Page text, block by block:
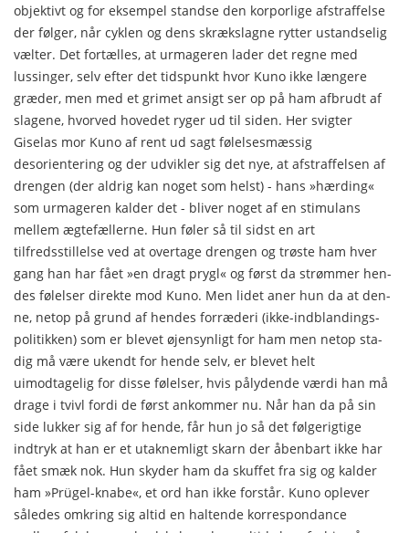
objektivt og for ek­sempel standse den korporlige afstraffelse
der følger, når cyk­len og dens skrækslagne rytter ustandselig
vælter. Det for­tælles, at urmageren lader det regne med
lussinger, selv efter det tidspunkt hvor Kuno ikke længere
græder, men med et grimet ansigt ser op på ham afbrudt af
slagene, hvorved hove­det ryger ud til siden. Her svigter
Giselas mor Kuno af rent ud sagt følelsesmæssig
desorientering og der udvikler sig det nye, at afstraffelsen af
drengen (der aldrig kan noget som helst) - hans »hærding«
som urmageren kalder det - bliver noget af en stimulans
mellem ægtefællerne. Hun føler så til sidst en art
tilfredsstillelse ved at overtage drengen og trøste ham hver
gang han har fået »en dragt prygl« og først da strømmer hen­
des følelser direkte mod Kuno. Men lidet aner hun da at den­
ne, netop på grund af hendes forræderi (ikke-indblandings-
politikken) som er blevet øjensynligt for ham men netop sta­
dig må være ukendt for hende selv, er blevet helt
uimodtagelig for disse følelser, hvis pålydende værdi han må
drage i tvivl fordi de først ankommer nu. Når han da på sin
side lukker sig af for hende, får hun jo så det følgerigtige
indtryk at han er et utaknemligt skarn der åbenbart ikke har
fået smæk nok. Hun skyder ham da skuffet fra sig og kalder
ham »Prügel-knabe«, et ord han ikke forstår. Kuno oplever
således omkring sig altid en haltende korrespondance